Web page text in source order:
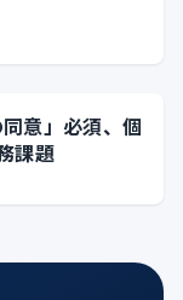
意」必須、個
課題